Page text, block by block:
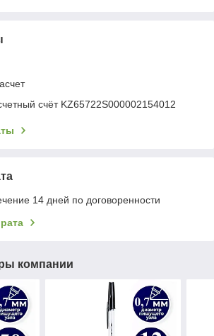
счёт KZ65722S000002154012
14 дней по договоренности
компании